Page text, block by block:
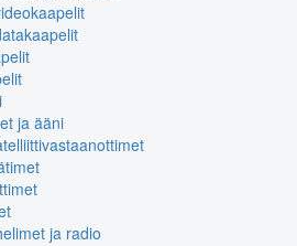
ja ääni
ja radio